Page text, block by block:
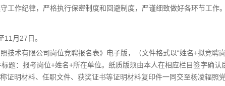
工作纪律，严格执行保密制度和回避制度，严谨细致做好各环节工作。
11月27日。
技术有限公司岗位竞聘报名表》电子版，（文件格式以“姓名+拟竞聘
题：报考岗位+姓名+所在单位。纸质版须由本人在相应栏目签字确认
证明材料、任职文件、获奖证书等证明材料复印件一同交至杨凌辐照党